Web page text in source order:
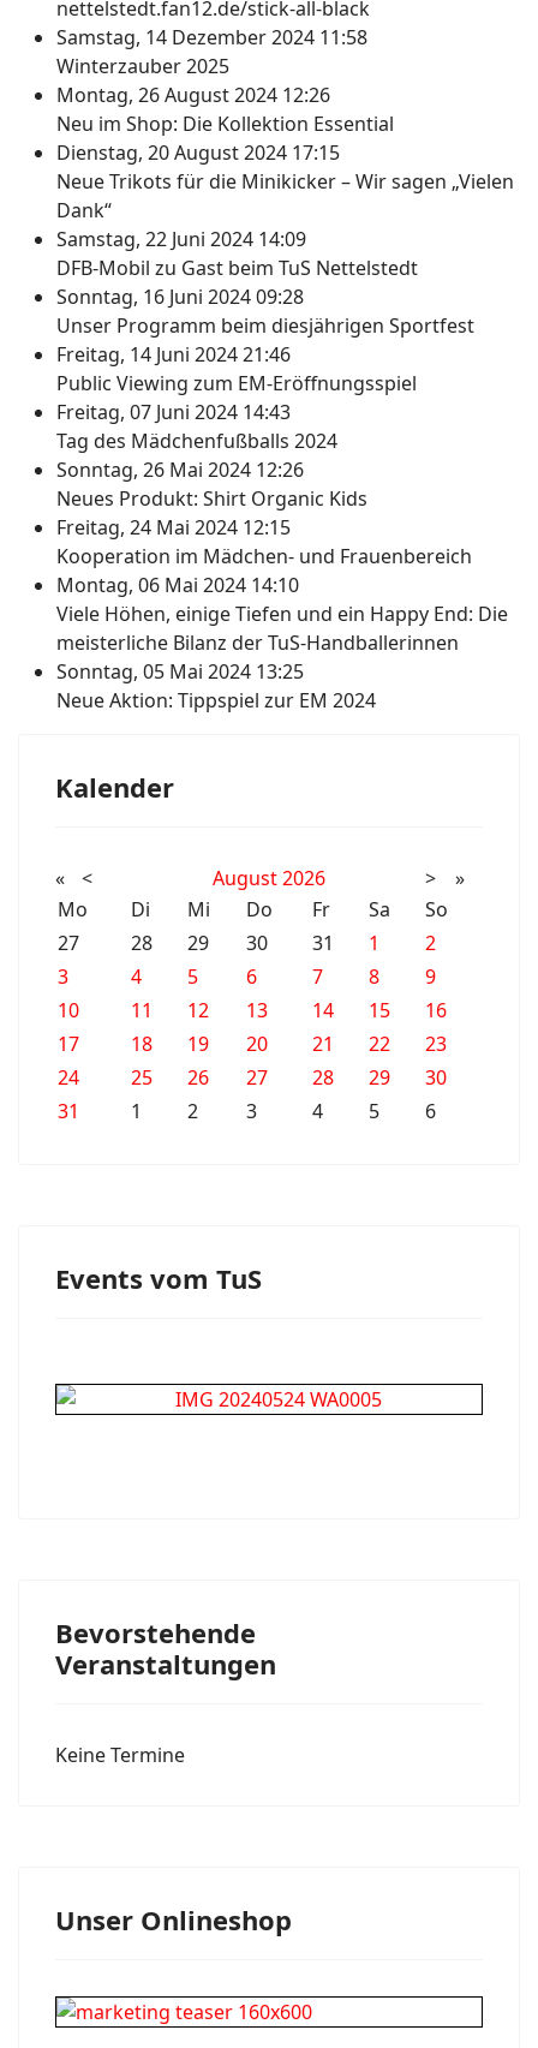
nettelstedt.fan12.de/stick-all-black
Samstag, 14 Dezember 2024 11:58
Winterzauber 2025
Montag, 26 August 2024 12:26
Neu im Shop: Die Kollektion Essential
Dienstag, 20 August 2024 17:15
Neue Trikots für die Minikicker – Wir sagen „Vielen
Dank“
Samstag, 22 Juni 2024 14:09
DFB-Mobil zu Gast beim TuS Nettelstedt
Sonntag, 16 Juni 2024 09:28
Unser Programm beim diesjährigen Sportfest
Freitag, 14 Juni 2024 21:46
Public Viewing zum EM-Eröffnungsspiel
Freitag, 07 Juni 2024 14:43
Tag des Mädchenfußballs 2024
Sonntag, 26 Mai 2024 12:26
Neues Produkt: Shirt Organic Kids
Freitag, 24 Mai 2024 12:15
Kooperation im Mädchen- und Frauenbereich
Montag, 06 Mai 2024 14:10
Viele Höhen, einige Tiefen und ein Happy End: Die
meisterliche Bilanz der TuS-Handballerinnen
Sonntag, 05 Mai 2024 13:25
Neue Aktion: Tippspiel zur EM 2024
Kalender
« < August 2026 >
»
Mo
Di Mi Do Fr Sa
So
27
28 29 30 31 1
2
3
4 5 6 7 8
9
10
11 12 13 14 15
16
17
18 19 20 21 22
23
24
25 26 27 28 29
30
31
1 2 3 4 5 6
Events vom TuS
Bevorstehende
Veranstaltungen
Keine Termine
Unser Onlineshop